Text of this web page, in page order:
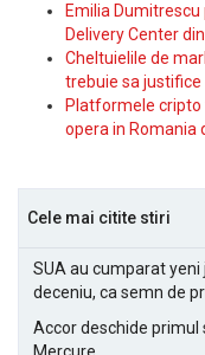
Emilia
Delivery Center
Cheltuielile de
trebuie sa
Platformele
opera in Romania
Cele mai citite stiri
SUA au cumparat
deceniu, ca semn de
Accor deschide primul